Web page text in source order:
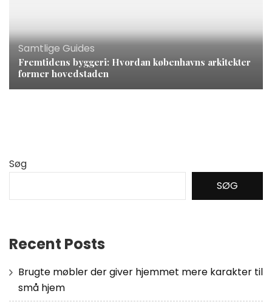
Samtlige Guides
Fremtidens byggeri: Hvordan københavns arkitekter
former hovedstaden
Søg
SØG
Recent Posts
Brugte møbler der giver hjemmet mere karakter til
små hjem